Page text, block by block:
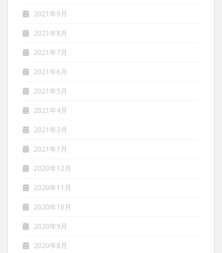
2021年9月
2021年8月
2021年7月
2021年6月
2021年5月
2021年4月
2021年3月
2021年1月
2020年12月
2020年11月
2020年10月
2020年9月
2020年8月